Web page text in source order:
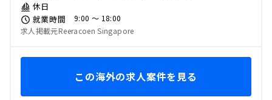
休日
就業時間
9:00 〜 18:00
求人掲載元Reeracoen Singapore
この海外の求人案件を見る